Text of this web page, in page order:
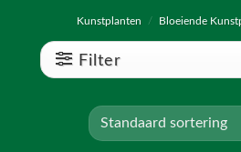
Kunstplanten / Bloeiende
Filter